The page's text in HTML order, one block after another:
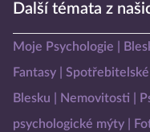
Další témata z
Moje Psychologie
Fantasy
Blesku
Nemovitosti
psychologické mýty